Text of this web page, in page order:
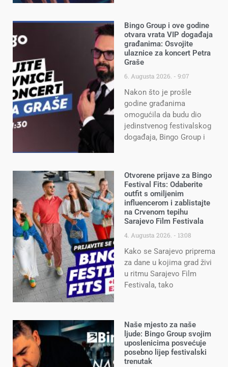
Bingo Group i ove godine
otvara vrata VIP događaja
građanima: Osvojite
ulaznice za koncert Petra
Graše
6. Augusta 2026. 9:07
Nakon što je prošle
godine građanima
omogućila da budu dio
jedinstvenog festivalskog
događaja, Bingo Group i
Otvorene prijave za Bingo
Festival Fits: Odaberite
outfit s omiljenim
influencerom i zablistajte
na Crvenom tepihu
Sarajevo Film Festivala
4. Augusta 2026. 13:08
Kako se Sarajevo priprema
za dane u kojima grad živi
u ritmu Sarajevo Film
Festivala, tako
Naše mjesto za naše
ljude: Bingo Group svojim
uposlenicima posvećuje
posebno lijep festivalski
trenutak